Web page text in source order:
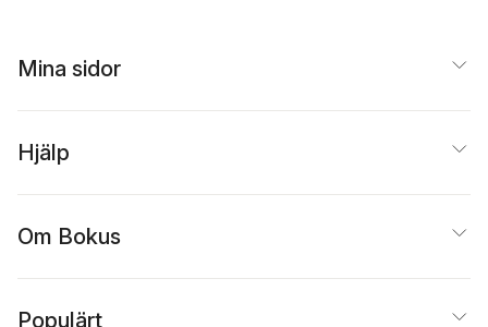
Mina sidor
Hjälp
Om Bokus
Populärt